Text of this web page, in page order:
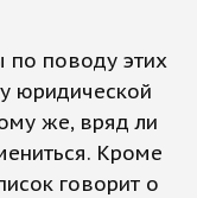
по поводу этих
юридической
же, вряд ли
Кроме
говорит о